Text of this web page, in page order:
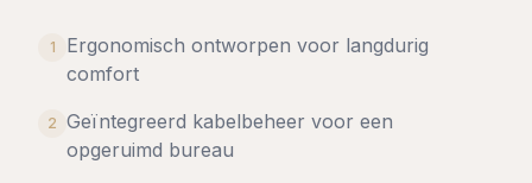
1
Ergonomisch ontworpen voor langdurig
comfort
2 Geïntegreerd kabelbeheer voor een
opgeruimd bureau